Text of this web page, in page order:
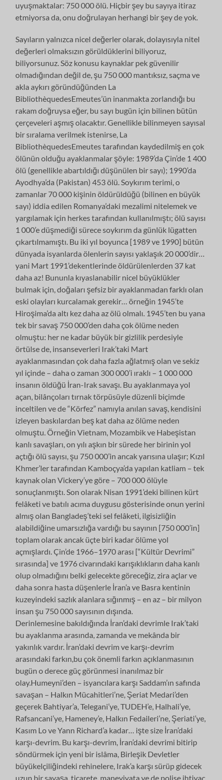
uyuşmaktalar: 750 000 ölü. Hiçbir şey bu sayıya itiraz
etmiyorsa da, onu doğrulayan herhangi bir şey de yok.
Sayıların yalnızca nicel değerler olarak, dolayısıyla nitel
değerleri olmaksızın görüldüklerini biliyoruz,
biliyorsunuz. Söz konusu kaynaklar pek güvenilir
olmadığından değil de, şu 750 000 mantıksız, saçma ve
akla aykırı göründüğünden La
BibliothèquedesEmeutes’ün inanmakta zorlandığı bu
rakam doğruysa eğer, bu sayı bugün için bilinen bütün
çerçeveleri aşmış olacaktır. Genellikle bilinmeyen sayısal
bir sıralama verilmek istenirse, La
BibliothèquedesEmeutes tarafından kaydedilmiş en çok
ölünün olduğu ayaklanmalar şöyle: 1989’da Çin’de 1 400
ölü (genellikle abartıldığı düşünülen bir sayı); 1990’da
Ayodhya’da (Pakistan) 453 ölü. Soykırım terimi, o
zamanlar 70 000 kişinin öldürüldüğü (bilinen en büyük
sayı) iddia edilen Romanya’daki mezalimi nitelemek ve
yargılamak için herkes tarafından kullanılmıştı; ölü sayısı
1 000’e düşmediği sürece soykırım da günlük lügatten
çıkartılmamıştı. Bu iki yıl boyunca [1989 ve 1990] bütün
dünyada isyanlarda ölenlerin sayısı yaklaşık 20 000’dir…
yani Mart 1991’dekentlerinde öldürülenlerden 37 kat
daha az! Bununla kıyaslanabilir nicel büyüklükler
bulmak için, doğaları şefsiz bir ayaklanmadan farklı olan
eski olayları kurcalamak gerekir… örneğin 1945’te
Hiroşima’da altı kez daha az ölü olmalı. 1945’ten bu yana
tek bir savaş 750 000’den daha çok ölüme neden
olmuştu: her ne kadar büyük bir gizlilik perdesiyle
örtülse de, insanseverleri Irak’taki Mart
ayaklanmasından çok daha fazla ağlatmış olan ve sekiz
yıl içinde – daha o zaman 300 000’i ıraklı – 1 000 000
insanın öldüğü İran-Irak savaşı. Bu ayaklanmaya yol
açan, bilânçoları tırnak törpüsüyle düzenli biçimde
inceltilen ve de “Körfez” namıyla anılan savaş, kendisini
izleyen baskılardan beş kat daha az ölüme neden
olmuştu. Örneğin Vietnam, Mozambik ve Habeşistan
kanlı savaşları, on yılı aşkın bir sürede her birinin yol
açtığı ölü sayısı, şu 750 000’in ancak yarısına ulaşır; Kızıl
Khmer’ler tarafından Kamboçya’da yapılan katliam – tek
kaynak olan Vickery’ye göre – 700 000 ölüyle
sonuçlanmıştı. Son olarak Nisan 1991’deki bilinen kürt
felâketi ve batılı acıma duygusu gösterisinde onun yerini
almış olan Bangladeş’teki sel felâketi, ilgisizliğin
alabildiğine umarsızlığa vardığı bu sayının [750 000’in]
toplam olarak ancak üçte biri kadar ölüme yol
açmışlardı. Çin’de 1966–1970 arası [“Kültür Devrimi”
sırasında] ve 1976 civarındaki karışıklıkların daha kanlı
olup olmadığını belki gelecekte göreceğiz, zira açlar ve
daha sonra hasta düşenlerle İran’a ve Basra kentinin
kuzeyindeki sazlık alanlara sığınmış – en az – bir milyon
insan şu 750 000 sayısının dışında.
Derinlemesine bakıldığında İran’daki devrimle Irak’taki
bu ayaklanma arasında, zamanda ve mekânda bir
yakınlık vardır. İran’daki devrim ve karşı-devrim
arasındaki farkın,bu çok önemli farkın açıklanmasının
bugün o derece güç görünmesi inanılmaz bir
olay.Humeyni’den – isyancılara karşı Saddam’ın safında
savaşan – Halkın Mücahitleri’ne, Şeriat Medari’den
geçerek Bahtiyar’a, Telegani’ye, TUDEH’e, Halhali’ye,
Rafsancani’ye, Hameney’e, Halkın Fedaileri’ne, Şeriati’ye,
Kasım Lo ve Yann Richard’a kadar… işte size İran’daki
karşı-devrim. Bu karşı-devrim, İran’daki devrimi bitirip
söndürmek için yeni bir islâma, Birleşik Devletler
büyükelçiliğindeki rehinelere, Irak’a karşı sürüp gidecek
uzun bir savaşa, ticarete, maneviyata ve de polise ihtiyaç